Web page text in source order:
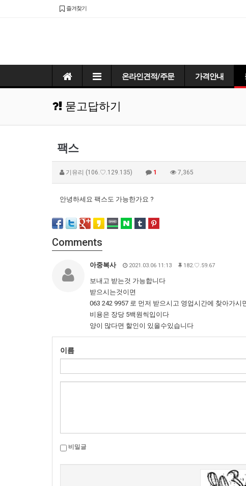
즐겨찾기
온라인견적/주문 가격안내
묻고답하기
팩스
기유리 (106.♡.129.135) 1 7,365
안녕하세요 팩스도 가능한가요 ?
Comments
아중복사 2021.03.06 11:13 182.♡.59.67
보내고 받는것 가능합니다
받으시는것이면
063 242 9957 로 먼저 받으시고 영업시간에 찾아가시
비용은 장당 5백원씩입이다
양이 많다면 할인이 있을수있습니다
이름
비밀글